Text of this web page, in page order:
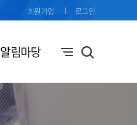
알림마당
회원가입 로그인